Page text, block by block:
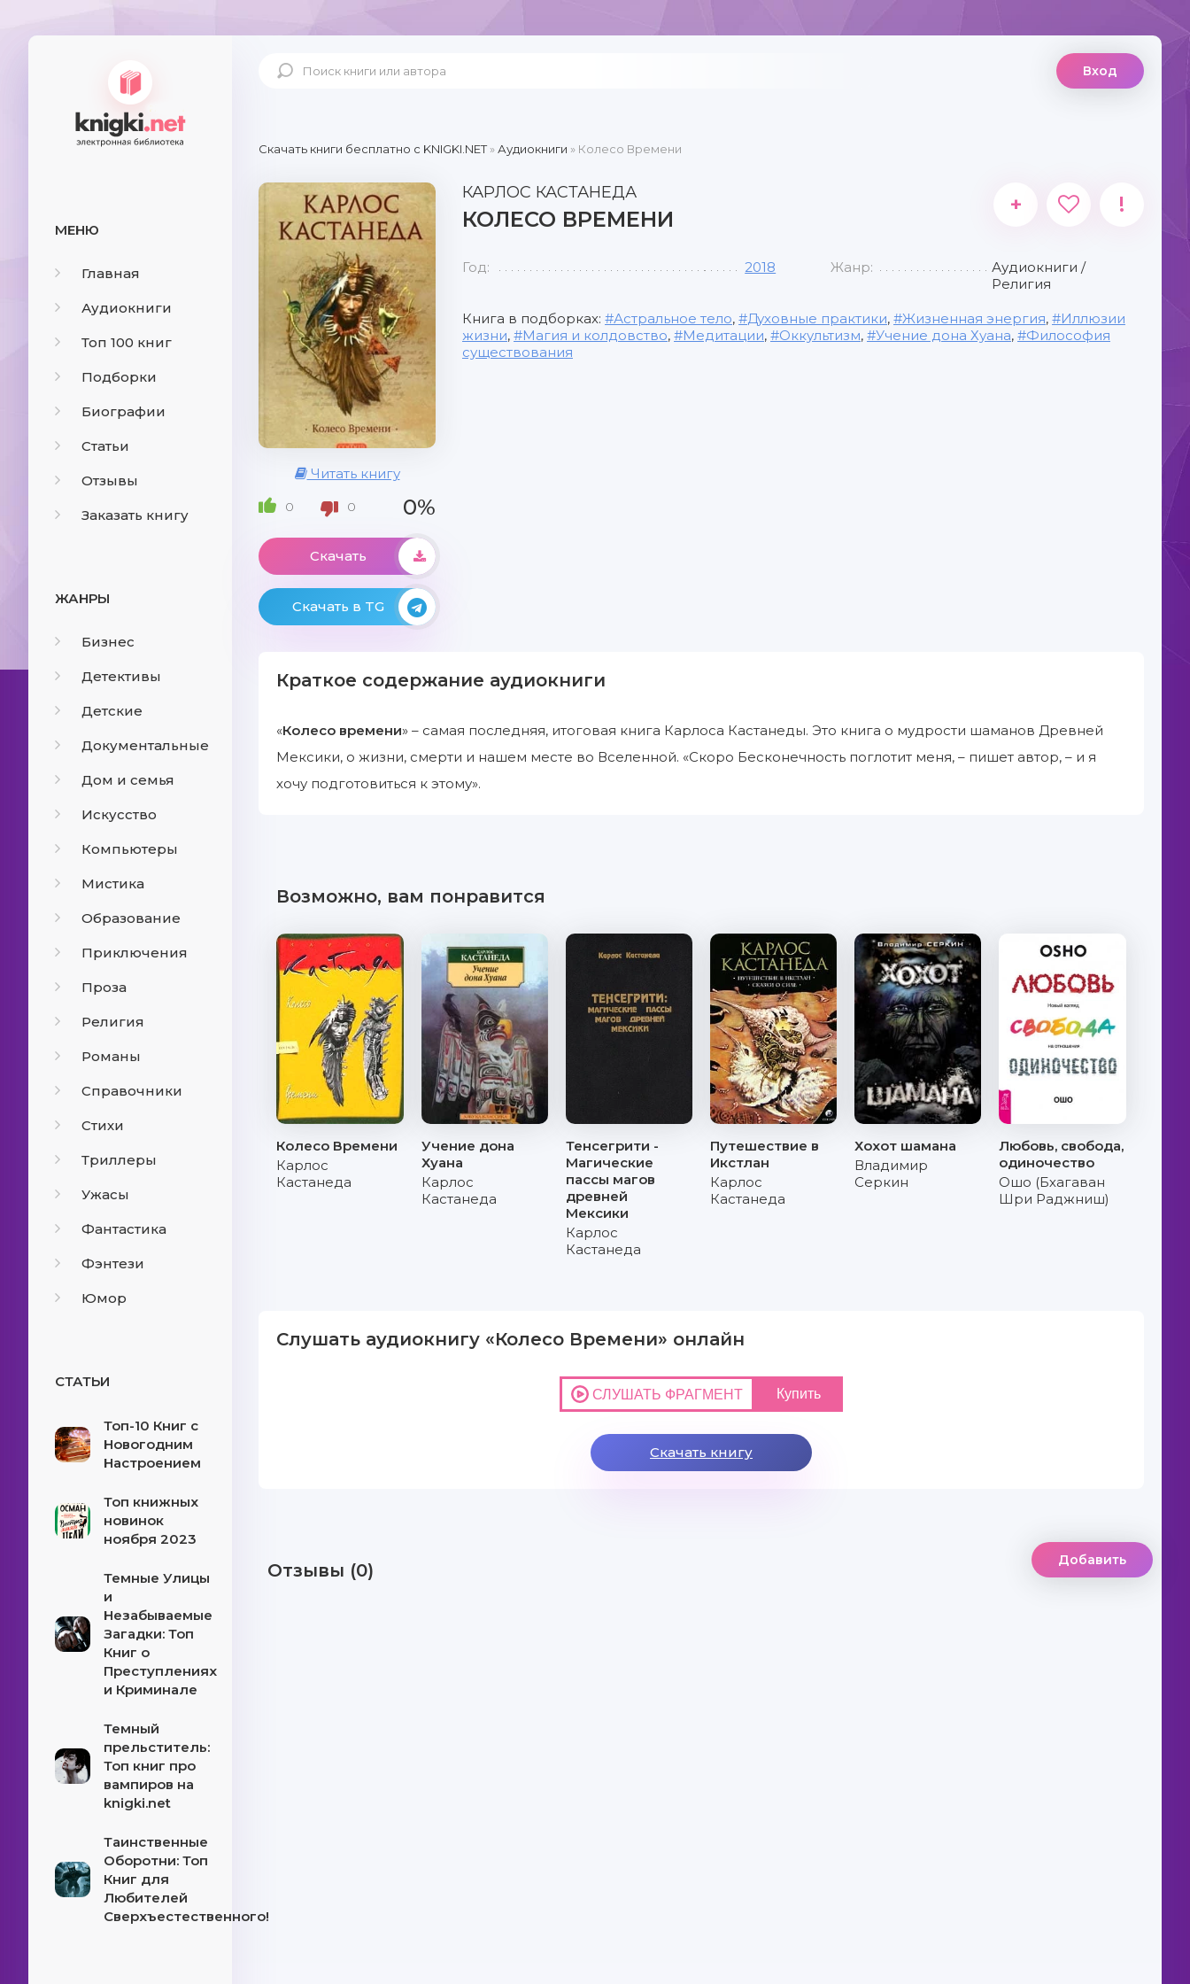
МЕНЮ
Главная
Аудиокниги
Топ 100 книг
Подборки
Биографии
Статьи
Отзывы
Заказать книгу
ЖАНРЫ
Бизнес
Детективы
Детские
Документальные
Дом и семья
Искусство
Компьютеры
Мистика
Образование
Приключения
Проза
Религия
Романы
Справочники
Стихи
Триллеры
Ужасы
Фантастика
Фэнтези
Юмор
СТАТЬИ
Топ-10 Книг с
Новогодним
Настроением
Топ книжных
новинок
ноября 2023
Темные Улицы
и
Незабываемые
Загадки: Топ
Книг о
Преступлениях
и Криминале
Темный
прельститель:
Топ книг про
вампиров на
knigki.net
Таинственные
Оборотни: Топ
Книг для
Любителей
Сверхъестественного!
Вход
Скачать книги бесплатно c KNIGKI.NET»Аудиокниги » Колесо Времени
Читать книгу
0 0 0%
Скачать
Скачать в TG
КАРЛОС КАСТАНЕДА
КОЛЕСО ВРЕМЕНИ
+ !
Год: 2018 Жанр:
Аудиокниги /
Религия
Книга в подборках: Астральное тело, Духовные практики, Жизненная энергия,
Иллюзии
жизни, Магия и колдовство, Медитации, Оккультизм, Учение дона Хуана,
Философия
существования
Краткое содержание аудиокниги
«Колесо времени» – самая последняя, итоговая книга Карлоса Кастанеды. Это книга о мудрости шаманов Древней
Мексики, о жизни, смерти и нашем месте во Вселенной. «Скоро Бесконечность поглотит меня, – пишет автор, – и я
хочу подготовиться к этому».
Возможно, вам понравится
Колесо Времени
Карлос
Кастанеда
Учение дона
Хуана
Карлос
Кастанеда
Тенсегрити -
Магические
пассы магов
древней
Мексики
Карлос
Кастанеда
Путешествие в
Икстлан
Карлос
Кастанеда
Хохот шамана
Владимир
Серкин
Любовь, свобода,
одиночество
Ошо (Бхагаван
Шри Раджниш)
Слушать аудиокнигу «Колесо Времени» онлайн
Скачать книгу
Отзывы (0) Добавить